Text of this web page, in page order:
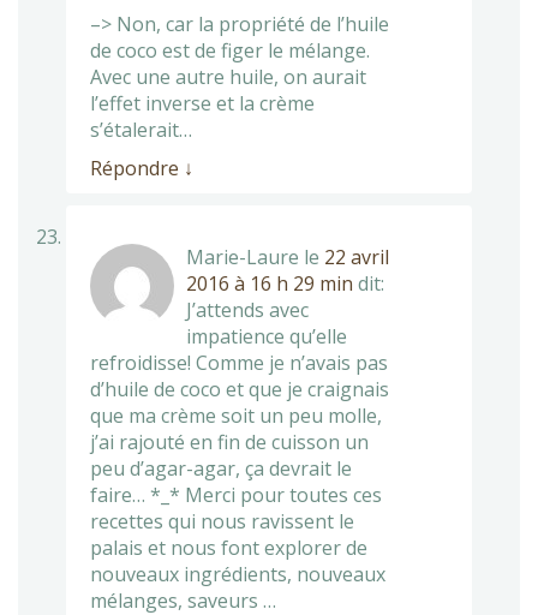
–> Non, car la propriété de l’huile
de coco est de figer le mélange.
Avec une autre huile, on aurait
l’effet inverse et la crème
s’étalerait…
Répondre ↓
Marie-Laure le 22 avril
2016 à 16 h 29 min dit:
J’attends avec
impatience qu’elle
refroidisse! Comme je n’avais pas
d’huile de coco et que je craignais
que ma crème soit un peu molle,
j’ai rajouté en fin de cuisson un
peu d’agar-agar, ça devrait le
faire… *_* Merci pour toutes ces
recettes qui nous ravissent le
palais et nous font explorer de
nouveaux ingrédients, nouveaux
mélanges, saveurs …